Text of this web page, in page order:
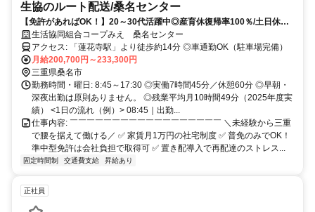
生協のルート配送/桑名センター
【免許があればOK！】20～30代活躍中◎産育休復帰率100％/土日休み/
残業月11時間程度
生活協同組合コープみえ 桑名センター
アクセス: 「蓮花寺駅」より徒歩約14分 ◎車通勤OK（駐車場完備）
月給200,700円～233,300円
三重県桑名市
勤務時間・曜日: 8:45～17:30 ◎実働7時間45分／休憩60分 ◎早朝・
深夜出勤は原則ありません。 ◎残業平均月10時間49分（2025年度実
績） <1日の流れ（例）> 08:45｜出勤...
仕事内容: ￣￣￣￣￣￣￣￣￣￣￣￣￣￣￣￣￣￣ ＼未経験から三重
で腰を据えて働ける／ ✅ 家賃月1万円の社宅制度 ✅ 普免のみでOK！
準中型免許は会社負担で取得可 ✅ 置き配導入で再配達のストレス...
固定時間制 交通費支給 昇給あり
正社員